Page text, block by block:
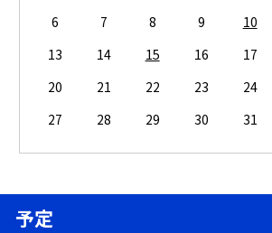
6
7 8 9 10
13
14 15 16 17
20
21 22 23 24
27
28 29 30 31
予定